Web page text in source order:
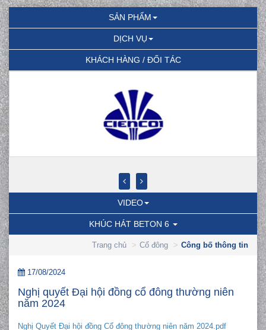
SẢN PHẨM
DỊCH VỤ
KHÁCH HÀNG / ĐỐI TÁC
VIDEO
KHÚC HÁT BETON 6
Trang chủ Cổ đông Công bố thông tin
17/08/2024
Nghị quyết Đại hội đồng cổ đông thường niên
năm 2024
Nghị Quyết Đại hội đồng Cổ đông thường niên năm 2024.pdf